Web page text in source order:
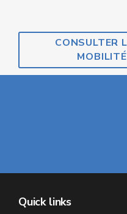
CONSULTER
Quick links